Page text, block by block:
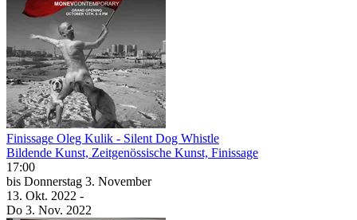
Finissage Oleg Kulik - Silent Dog Whistle
Bildende Kunst, Zeitgenössische Kunst, Finissage
17:00
bis Donnerstag 3. November
13. Okt. 2022 -
Do 3. Nov. 2022